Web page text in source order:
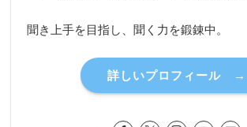
聞き上手を目指し、聞く力を鍛錬中。
詳しいプロフィール →